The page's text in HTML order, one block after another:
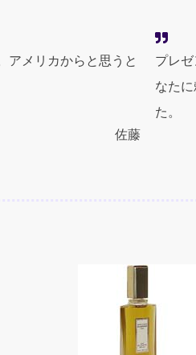
アメリカからと思うと
佐藤
プレ
なた
た。